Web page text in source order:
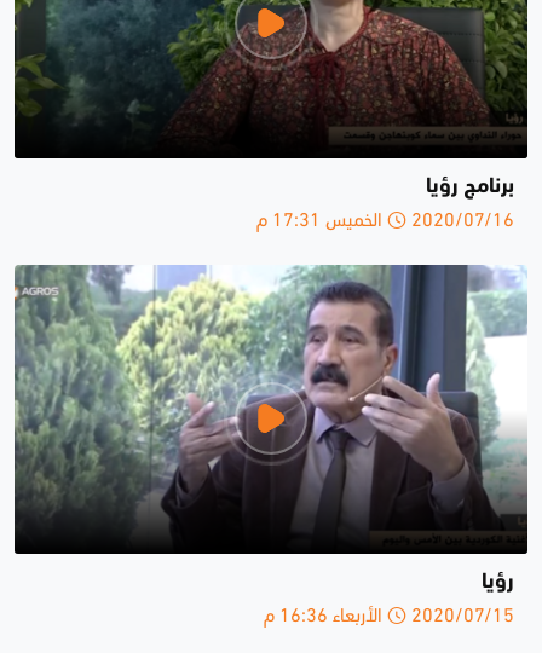
برنامج رؤيا
2020/07/16 الخميس 17:31 م
رؤيا
2020/07/15 الأربعاء 16:36 م